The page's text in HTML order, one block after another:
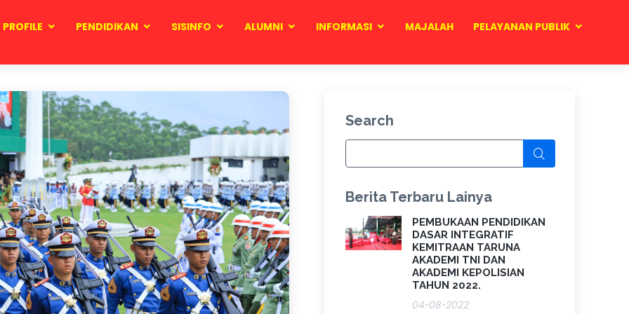
PROFILE PENDIDIKAN SISINFO ALUMNI INFORMASI MAJALAH PELAYANAN PUBLIK
Search
Berita Terbaru Lainya
PEMBUKAAN PENDIDIKAN
DASAR INTEGRATIF
KEMITRAAN TARUNA
AKADEMI TNI DAN
AKADEMI KEPOLISIAN
TAHUN 2022.
04-08-2022